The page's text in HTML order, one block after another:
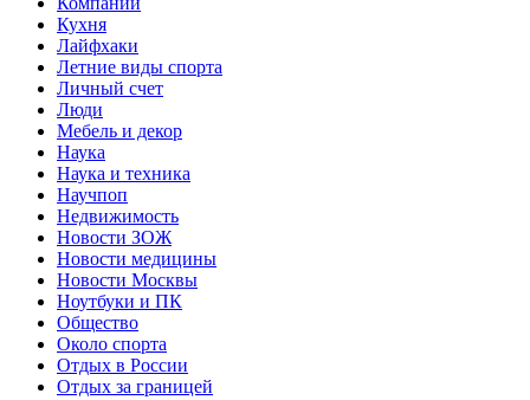
Кухня
Лайфхаки
Летние виды спорта
Личный счет
Люди
Мебель и декор
Наука
Наука и техника
Научпоп
Недвижимость
Новости ЗОЖ
Новости медицины
Новости Москвы
Ноутбуки и ПК
Общество
Около спорта
Отдых в России
Отдых за границей